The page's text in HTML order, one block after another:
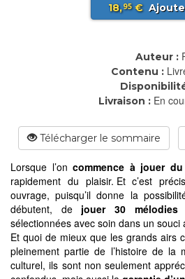
18,95€
Auteur :
Contenu :
Livraison : En
Télécharger le sommaire
Lorsque l’oncommence à jouer
rapidement du plaisir. Et c’est
ouvrage, puisqu’il donne la
débutent, de jouer 30
sélectionnées avec soin dans un
Et quoi de mieux que les grands airs
pleinement partie de l’histoire de la
culturel, ils sont non seulement